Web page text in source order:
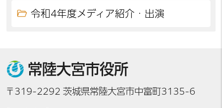
令和4年度メディア紹介・出演
常陸大宮市役所
〒319-2292 茨城県常陸大宮市中富町3135-6